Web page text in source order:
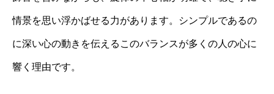
情景を思い浮かばせる力があります。シンプルであるの
に深い心の動きを伝えるこのバランスが多くの人の心に
響く理由です。